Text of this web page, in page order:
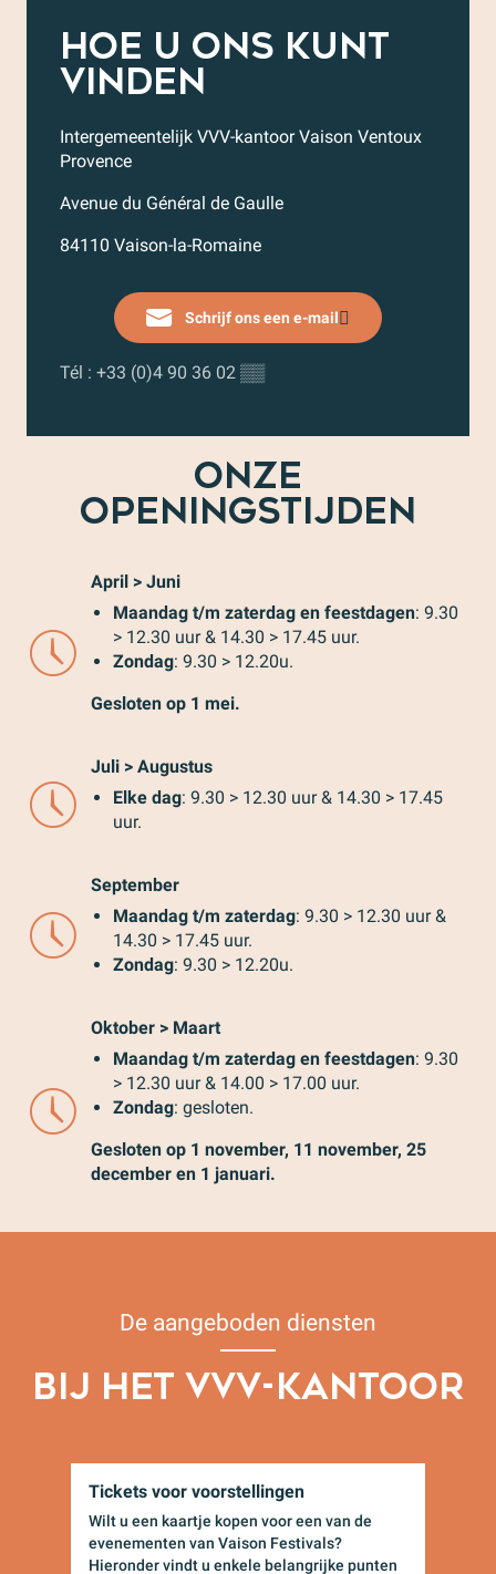
HOE U ONS KUNT
VINDEN
Intergemeentelijk VVV-kantoor Vaison Ventoux
Provence
Avenue du Général de Gaulle
84110 Vaison-la-Romaine
Schrijf ons een e-mail
Tél : +33 (0)4 90 36 02 ▒▒
ONZE
OPENINGSTIJDEN
April > Juni
Maandag t/m zaterdag en feestdagen: 9.30
> 12.30 uur & 14.30 > 17.45 uur.
Zondag: 9.30 > 12.20u.
Gesloten op 1 mei.
Juli > Augustus
Elke dag: 9.30 > 12.30 uur & 14.30 > 17.45
uur.
September
Maandag t/m zaterdag: 9.30 > 12.30 uur &
14.30 > 17.45 uur.
Zondag: 9.30 > 12.20u.
Oktober > Maart
Maandag t/m zaterdag en feestdagen: 9.30
> 12.30 uur & 14.00 > 17.00 uur.
Zondag: gesloten.
Gesloten op 1 november, 11 november, 25
december en 1 januari.
De aangeboden diensten
BIJ HET VVV-KANTOOR
Tickets voor voorstellingen
Wilt u een kaartje kopen voor een van de
evenementen van Vaison Festivals?
Hieronder vindt u enkele belangrijke punten